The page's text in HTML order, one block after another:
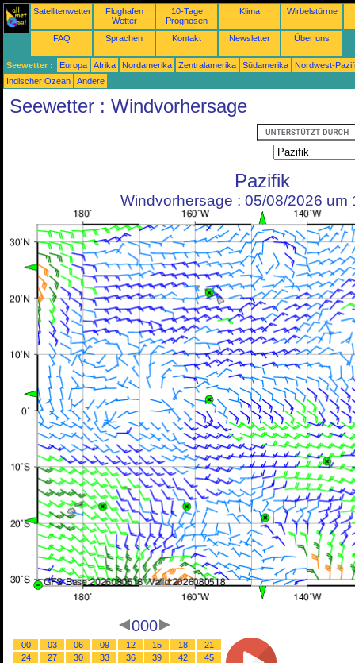
Satellitenwetter
Flughafen
Wetter
10-Tage
Prognosen
Klima Wirbelstürme
FAQ Sprachen Kontakt Newsletter Über uns
Seewetter : Europa Afrika Nordamerika Zentralamerika Südamerika
Nordwest-
Indischer Ozean
Andere
Seewetter : Windvorhersage
Pazifik
Windvorhersage : 05/08/2026 um
000
00 03 06 09 12 15 18
21
24
27 30 33 36 39 42
45